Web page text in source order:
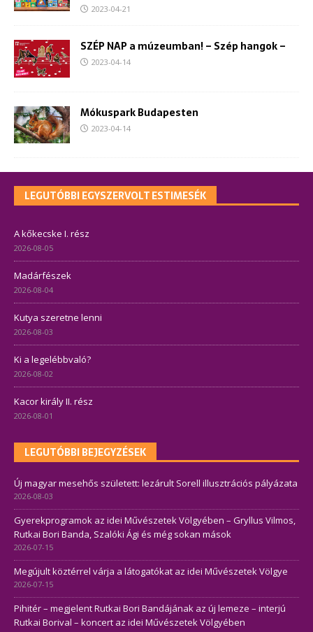
2023-04-21
SZÉP NAP a múzeumban! – Szép hangok –
2023-04-14
Mókuspark Budapesten
2023-04-14
LEGUTÓBBI EGYSZERVOLT ESTIMESÉK
A kőkecske I. rész
2026-08-05
Madárfészek
2026-08-04
Kutya szeretne lenni
2026-08-03
Ki a legelébbvaló?
2026-08-02
Kacor király II. rész
2026-08-01
LEGUTÓBBI BEJEGYZÉSEK
Új magyar mesehős született: lezárult Sorell illusztrációs pályázata
2026-08-03
Gyerekprogramok az idei Művészetek Völgyében – Gryllus Vilmos,
Rutkai Bori Banda, Szalóki Ági és még sokan mások
2026-07-15
Megújult köztérrel várja a látogatókat az idei Művészetek Völgye
2026-07-15
Pihitér – megjelent Rutkai Bori Bandájának az új lemeze – interjú
Rutkai Borival – koncert az idei Művészetek Völgyében